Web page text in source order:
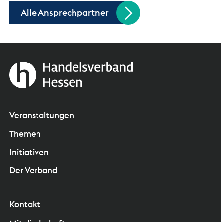
Alle Ansprechpartner
Veranstaltungen
Themen
Initiativen
Der Verband
Kontakt